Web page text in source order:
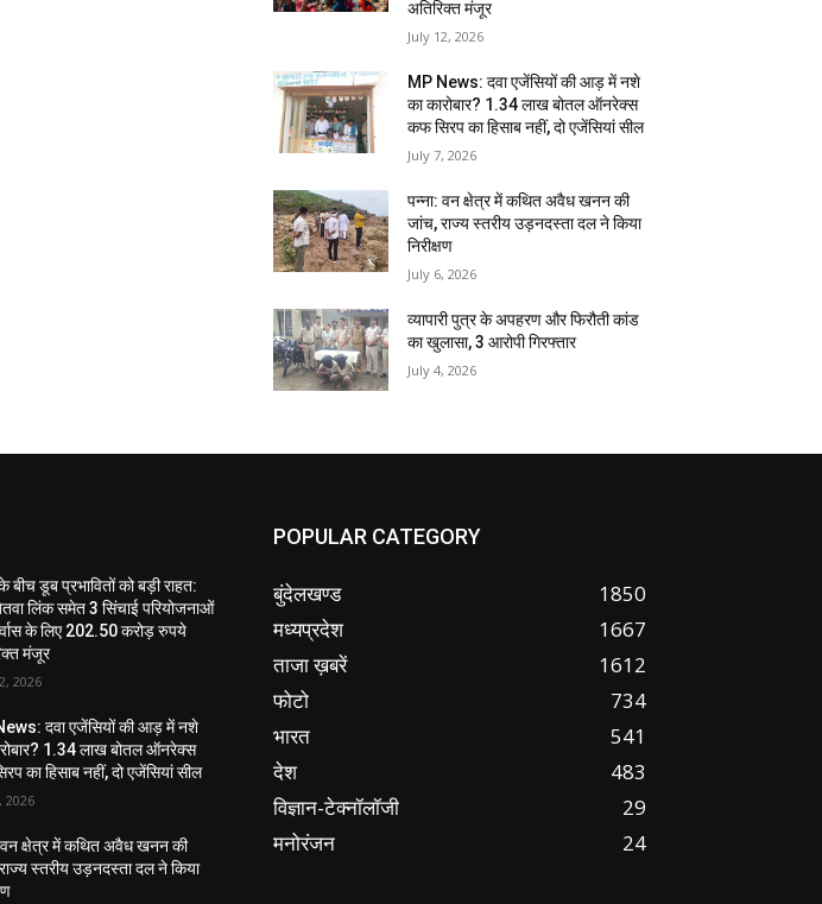
अतिरिक्त मंजूर
July 12, 2026
MP News: दवा एजेंसियों की आड़ में नशे
का कारोबार? 1.34 लाख बोतल ऑनरेक्स
कफ सिरप का हिसाब नहीं, दो एजेंसियां सील
July 7, 2026
पन्ना: वन क्षेत्र में कथित अवैध खनन की
जांच, राज्य स्तरीय उड़नदस्ता दल ने किया
निरीक्षण
July 6, 2026
व्यापारी पुत्र के अपहरण और फिरौती कांड
का खुलासा, 3 आरोपी गिरफ्तार
July 4, 2026
बीच डूब प्रभावितों को बड़ी राहत:
लिंक समेत 3 सिंचाई परियोजनाओं
के लिए 202.50 करोड़ रुपये
मंजूर
2026
दवा एजेंसियों की आड़ में नशे
1.34 लाख बोतल ऑनरेक्स
का हिसाब नहीं, दो एजेंसियां सील
2026
वन क्षेत्र में कथित अवैध खनन की
स्तरीय उड़नदस्ता दल ने किया
POPULAR CATEGORY
बुंदेलखण्ड
1850
मध्यप्रदेश
1667
ताजा ख़बरें
1612
फोटो
734
भारत
541
देश
483
विज्ञान-टेक्नॉलॉजी
29
मनोरंजन
24